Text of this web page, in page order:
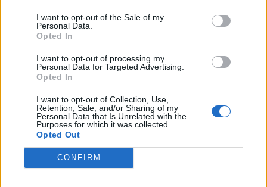
I want to opt-out of the Sale of my
Personal Data.
Opted In
I want to opt-out of processing my
Personal Data for Targeted Advertising.
Opted In
I want to opt-out of Collection, Use,
Retention, Sale, and/or Sharing of my
Personal Data that Is Unrelated with the
Purposes for which it was collected.
Opted Out
CONFIRM
Patriot στη Σαουδική
Αραβία: Η στρατηγική της
Αθήνας απέναντι στον
«επιτήδειο ουδέτερο» –
Συμμαχίες με Ισραήλ,
Ινδία και Εμιράτα
Τουρκία:
Άρθρο 5 του
Σαουδική